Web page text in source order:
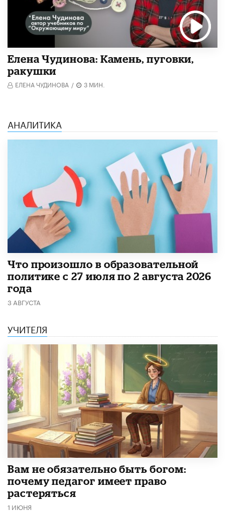
Елена Чудинова: Камень, пуговки,
ракушки
ЕЛЕНА ЧУДИНОВА / 3 МИН.
АНАЛИТИКА
​Что произошло в образовательной
политике с 27 июля по 2 августа 2026
года
3 АВГУСТА
УЧИТЕЛЯ
​Вам не обязательно быть богом:
почему педагог имеет право
растеряться
1 ИЮНЯ